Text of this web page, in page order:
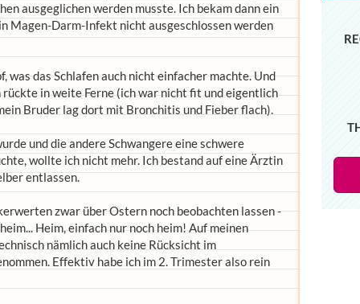
ausgeglichen werden musste. Ich bekam dann ein
Magen-Darm-Infekt nicht ausgeschlossen werden
was das Schlafen auch nicht einfacher machte. Und
in weite Ferne (ich war nicht fit und eigentlich
Bruder lag dort mit Bronchitis und Fieber flach).
und die andere Schwangere eine schwere
wollte ich nicht mehr. Ich bestand auf eine Ärztin
entlassen.
zwar über Ostern noch beobachten lassen -
Heim, einfach nur noch heim! Auf meinen
nämlich auch keine Rücksicht im
Effektiv habe ich im 2. Trimester also rein